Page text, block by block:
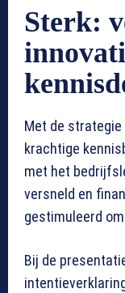
Sterk:
Met de
krachtige
met het
versneld en
gestimuleerd
Bij de